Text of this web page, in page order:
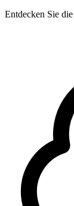
Entdecken Sie